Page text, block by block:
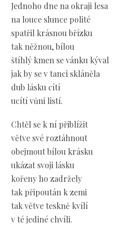
Jednoho dne na okraji lesa
na louce slunce polité
spatřil krásnou břízku
tak něžnou, bílou
štíhlý kmen se vánku kýval
jak by se v tanci skláněla
dub lásku cítí
ucítí vůni listí.
Chtěl se k ní přiblížit
větve své roztáhnout
obejmout bílou krásku
ukázat svoji lásku
kořeny ho zadržely
tak připoután k zemi
tak větve teskně kvílí
v té jediné chvíli.